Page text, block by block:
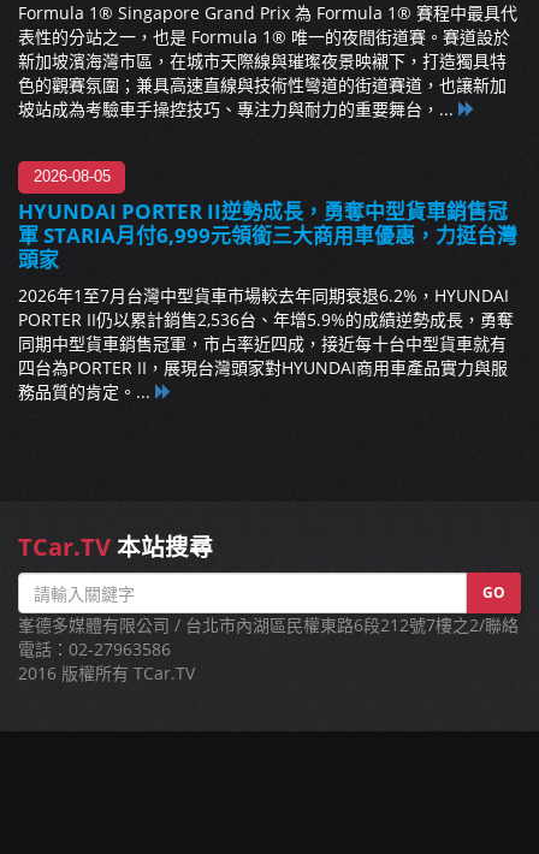
Formula 1® Singapore Grand Prix 為 Formula 1® 賽程中最具代
表性的分站之一，也是 Formula 1® 唯一的夜間街道賽。賽道設於
新加坡濱海灣市區，在城市天際線與璀璨夜景映襯下，打造獨具特
色的觀賽氛圍；兼具高速直線與技術性彎道的街道賽道，也讓新加
坡站成為考驗車手操控技巧、專注力與耐力的重要舞台，...
2026-08-05
HYUNDAI PORTER II逆勢成長，勇奪中型貨車銷售冠
軍 STARIA月付6,999元領銜三大商用車優惠，力挺台灣
頭家
2026年1至7月台灣中型貨車市場較去年同期衰退6.2%，HYUNDAI
PORTER II仍以累計銷售2,536台、年增5.9%的成績逆勢成長，勇奪
同期中型貨車銷售冠軍，市占率近四成，接近每十台中型貨車就有
四台為PORTER II，展現台灣頭家對HYUNDAI商用車產品實力與服
務品質的肯定。...
TCar.TV本站搜尋
GO
峯德多媒體有限公司 / 台北市內湖區民權東路6段212號7樓之2/聯絡
電話：02-27963586
2016 版權所有 TCar.TV